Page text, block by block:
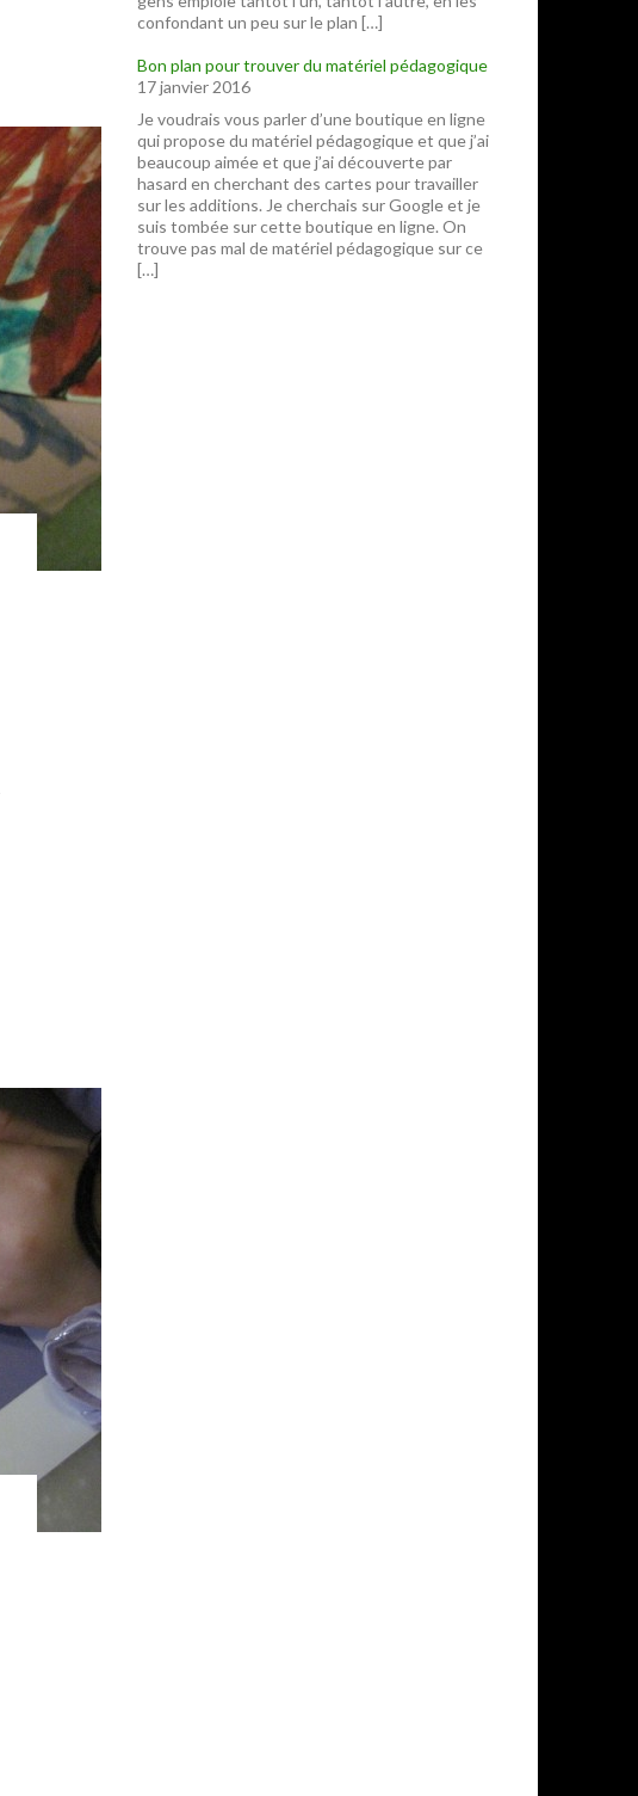
confondant un peu sur le plan […]
Bon plan pour trouver du matériel pédagogique
17 janvier 2016
Je voudrais vous parler d’une boutique en ligne
qui propose du matériel pédagogique et que j’ai
beaucoup aimée et que j’ai découverte par
hasard en cherchant des cartes pour travailler
sur les additions. Je cherchais sur Google et je
suis tombée sur cette boutique en ligne. On
trouve pas mal de matériel pédagogique sur ce
[…]